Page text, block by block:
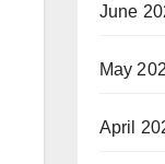
June
May
April